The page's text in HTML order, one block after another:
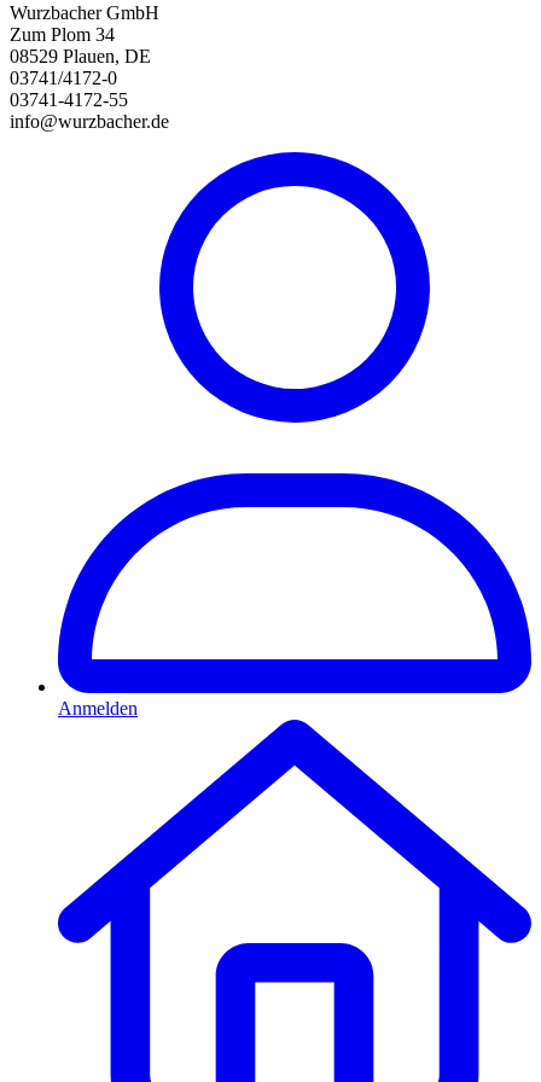
Wurzbacher GmbH
Zum Plom 34
08529 Plauen, DE
03741/4172-0
03741-4172-55
info@wurzbacher.de
Anmelden